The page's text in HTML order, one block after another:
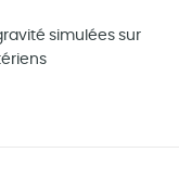
simulées sur